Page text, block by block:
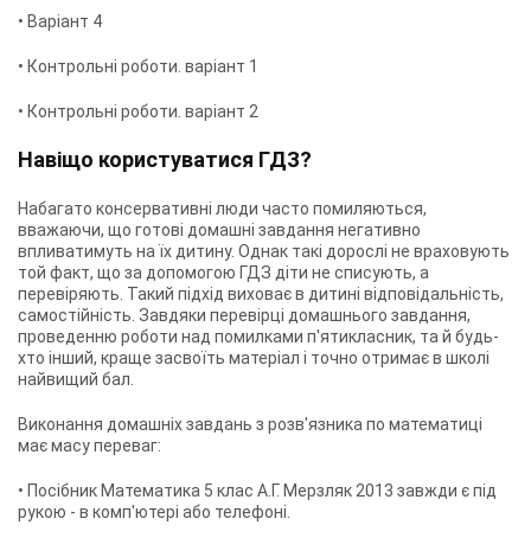
• Варіант 4
• Контрольні роботи. варіант 1
• Контрольні роботи. варіант 2
Навіщо користуватися ГДЗ?
Набагато консервативні люди часто помиляються,
вважаючи, що готові домашні завдання негативно
впливатимуть на їх дитину. Однак такі дорослі не враховують
той факт, що за допомогою ГДЗ діти не списують, а
перевіряють. Такий підхід виховає в дитині відповідальність,
самостійність. Завдяки перевірці домашнього завдання,
проведенню роботи над помилками п'ятикласник, та й будь-
хто інший, краще засвоїть матеріал і точно отримає в школі
найвищий бал.
Виконання домашніх завдань з розв'язника по математиці
має масу переваг:
• Посібник Математика 5 клас А.Г. Мерзляк 2013 завжди є під
рукою - в комп'ютері або телефоні.